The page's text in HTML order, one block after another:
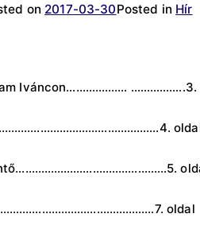
on 2017-03-30Posted in Hír
Iváncon………………. ……………..3.
oldal